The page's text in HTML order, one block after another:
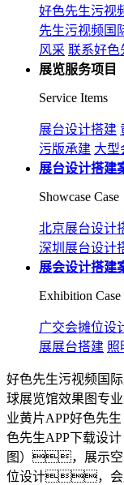
好色先生污视
先生污视频国
风采 联系好色
展览服务项目
Service Items
展台设计搭建
污版承建 大型
展台设计搭建
Showcase Case
北京展台设计
深圳展台设计
展会设计搭建
Exhibition Case
广交会摊位设
展展台搭建 照
好色先生污视频国
球展览馆效果图
业黄片APP好色先
色先生APP下载设
图），展示
位设计，